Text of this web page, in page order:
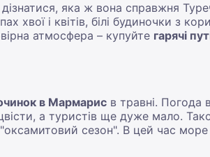
яка ж вона справжня
хвої і квітів, білі будиночки з
атмосфера – купуйте гарячі
в Мармарис в травні.
а туристів ще дуже мало.
сезон". В цей час